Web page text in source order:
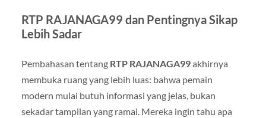
RTP RAJANAGA99 dan Pentingnya Sikap
Lebih Sadar
Pembahasan tentang RTP RAJANAGA99akhirnya
membuka ruang yang lebih luas: bahwa pemain
modern mulai butuh informasi yang jelas, bukan
sekadar tampilan yang ramai. Mereka ingin tahu apa